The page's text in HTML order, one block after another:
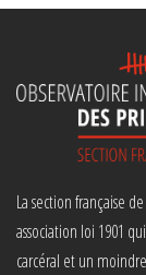
La section française
association loi 1901
carcéral et un